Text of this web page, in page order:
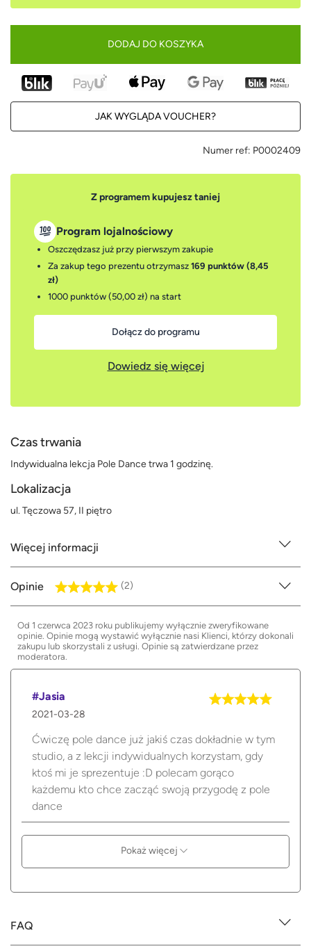
DODAJ DO KOSZYKA
JAK WYGLĄDA VOUCHER?
Numer ref: P0002409
Z programem kupujesz taniej
Program lojalnościowy
Oszczędzasz już przy pierwszym zakupie
Za zakup tego prezentu otrzymasz 169 punktów (8,45
zł)
1000 punktów (50,00 zł) na start
Dołącz do programu
Dowiedz się więcej
Czas trwania
Indywidualna lekcja Pole Dance trwa 1 godzinę.
Lokalizacja
ul. Tęczowa 57, II piętro
Więcej informacji
Opinie (2)
Od 1 czerwca 2023 roku publikujemy wyłącznie zweryfikowane
opinie. Opinie mogą wystawić wyłącznie nasi Klienci, którzy dokonali
zakupu lub skorzystali z usługi. Opinie są zatwierdzane przez
moderatora.
#Jasia
2021-03-28
Ćwiczę pole dance już jakiś czas dokładnie w tym
studio, a z lekcji indywidualnych korzystam, gdy
ktoś mi je sprezentuje :D polecam gorąco
każdemu kto chce zacząć swoją przygodę z pole
dance
Pokaż więcej
FAQ